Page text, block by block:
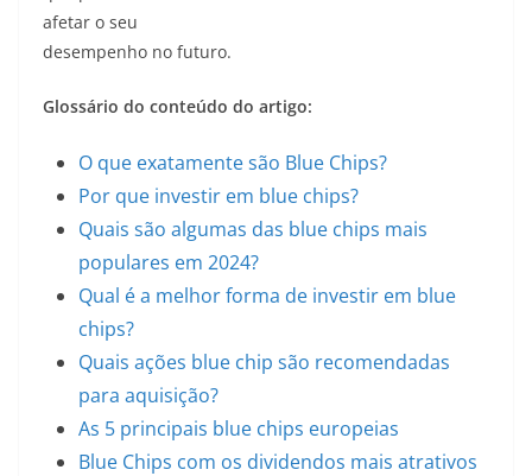
afetar o seu
desempenho no futuro.
Glossário do conteúdo do artigo:
O que exatamente são Blue Chips?
Por que investir em blue chips?
Quais são algumas das blue chips mais
populares em 2024?
Qual é a melhor forma de investir em blue
chips?
Quais ações blue chip são recomendadas
para aquisição?
As 5 principais blue chips europeias
Blue Chips com os dividendos mais atrativos